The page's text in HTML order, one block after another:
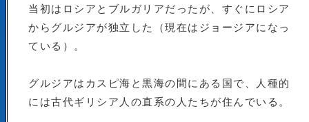
当初はロシアとブルガリアだったが、すぐにロシア
からグルジアが独立した（現在はジョージアになっ
ている）。
グルジアはカスピ海と黒海の間にある国で、人種的
には古代ギリシア人の直系の人たちが住んでいる。